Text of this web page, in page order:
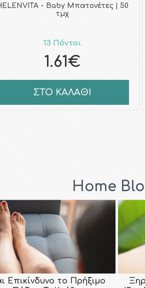
- Baby Μπατονέτες | 50
τμχ
13 Πόντοι
1.61€
ΣΤΟ ΚΑΛΑΘΙ
Home
Επικίνδυνο το Πρήξιμο